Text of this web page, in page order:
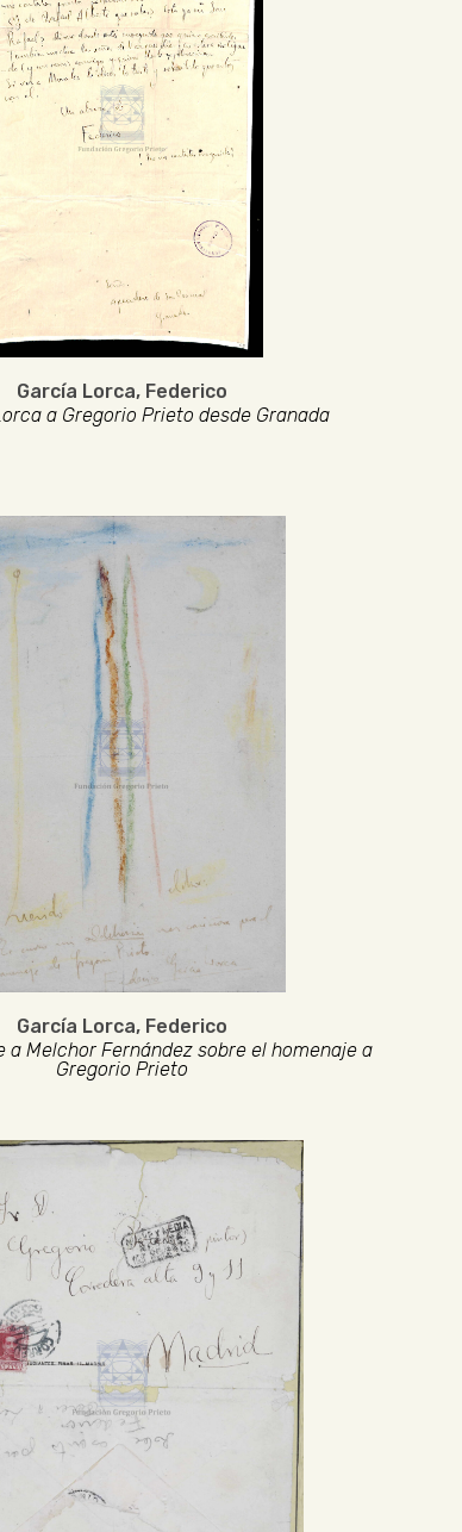
García Lorca, Federico
a Gregorio Prieto desde Granada
García Lorca, Federico
a Melchor Fernández sobre el homenaje a
Gregorio Prieto